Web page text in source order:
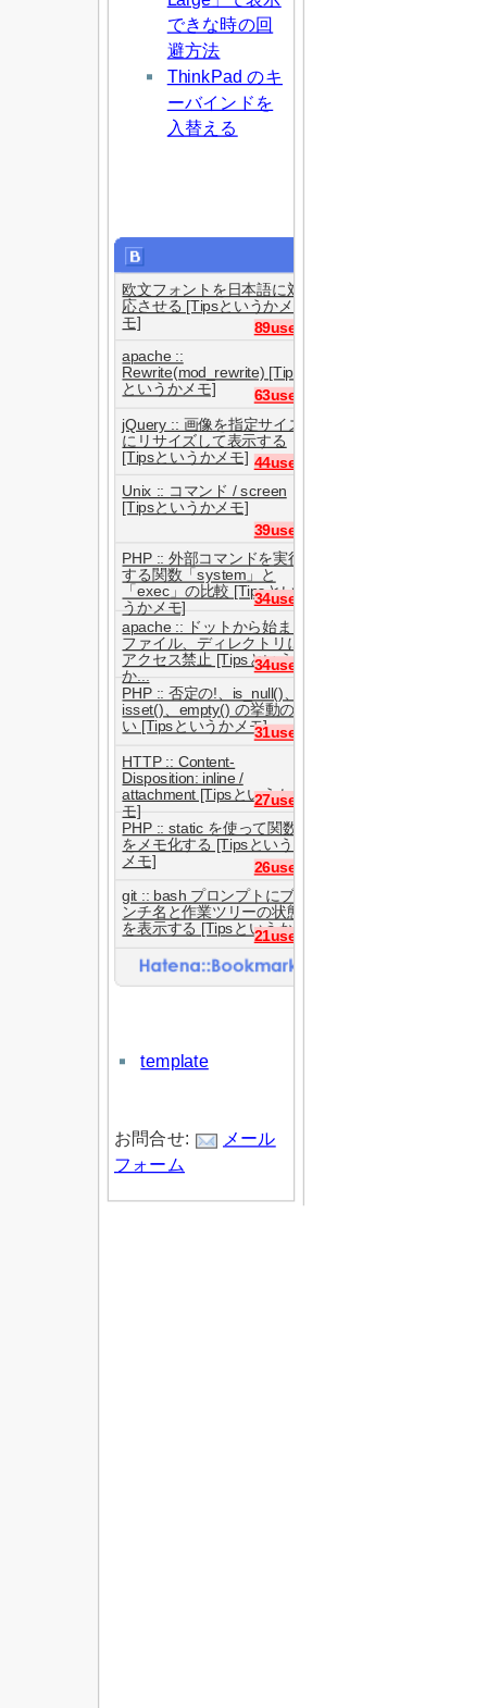
できな時の回
避方法
ThinkPad のキ
ーバインドを
入替える
欧文フォントを日本語に対
応させる [Tipsというかメ
モ]
89users
apache ::
Rewrite(mod_rewrite) [Tips
というかメモ]
63users
jQuery :: 画像を指定サイズ
にリサイズして表示する
[Tipsというかメモ] 44users
Unix :: コマンド / screen
[Tipsというかメモ]
39users
PHP :: 外部コマンドを実行
する関数「system」と
「exec」の比較 [Tipsとい
うかメモ]
34users
apache :: ドットから始まる
ファイル、ディレクトリに
アクセス禁止 [Tipsという
か...
34users
PHP :: 否定の!、is_null()、
isset()、empty() の挙動の違
い [Tipsというかメモ]31users
HTTP :: Content-
Disposition: inline /
attachment [Tipsというかメ
モ]
27users
PHP :: static を使って関数
をメモ化する [Tipsというか
メモ]
26users
git :: bash プロンプトにブラ
ンチ名と作業ツリーの状態
を表示する [Tipsというか...
21users
template
お問合せ:
メール
フォーム